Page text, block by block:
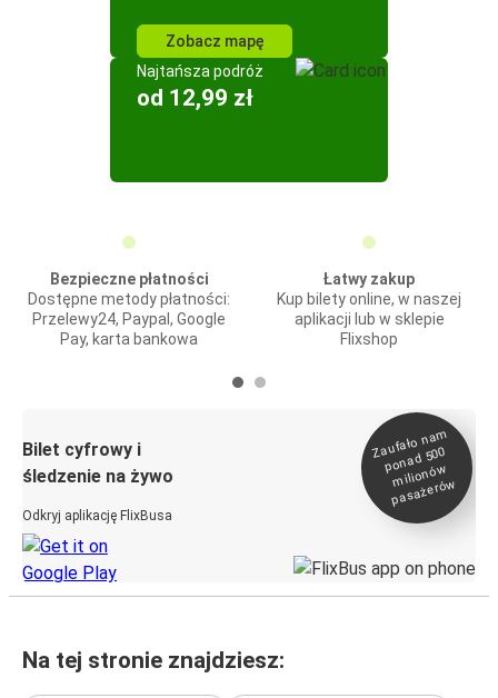
Zobacz mapę
Najtańsza podróż
od 12,99 zł
Bezpieczne płatności
Dostępne metody płatności:
Przelewy24, Paypal, Google
Pay, karta bankowa
Łatwy zakup
Kup bilety online, w naszej
aplikacji lub w sklepie
Flixshop
Bilet cyfrowy i
śledzenie na żywo
Odkryj aplikację FlixBusa
Zaufało na
m
ponad 500
milionó
w
pasażeró
w
Na tej stronie znajdziesz: